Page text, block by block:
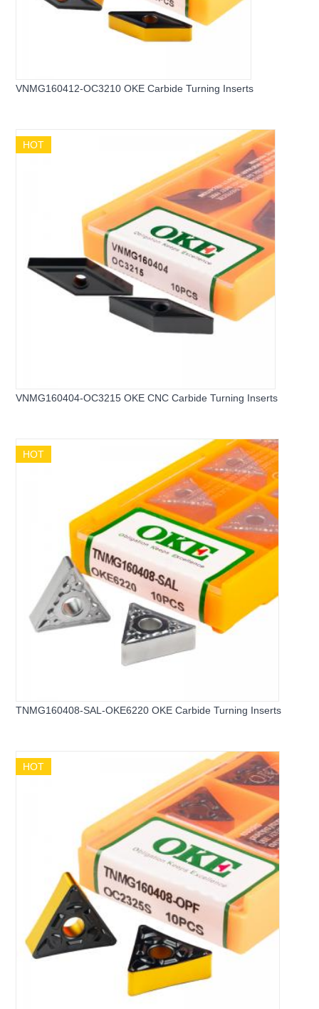
VNMG160412-OC3210 OKE Carbide Turning Inserts
HOT
VNMG160404-OC3215 OKE CNC Carbide Turning Inserts
HOT
TNMG160408-SAL-OKE6220 OKE Carbide Turning Inserts
HOT